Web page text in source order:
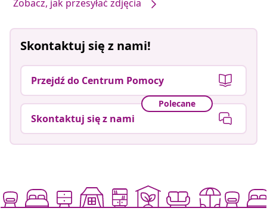
Zobacz, jak przesyłać zdjęcia
Skontaktuj się z nami!
Przejdź do Centrum Pomocy
Polecane
Skontaktuj się z nami